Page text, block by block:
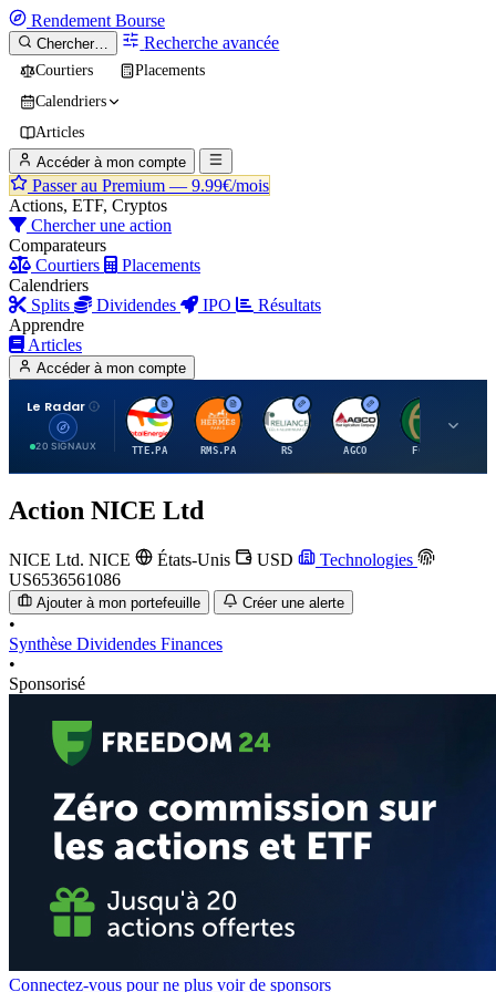
Rendement Bourse
Chercher… Recherche avancée
Courtiers
Placements
Calendriers
Articles
Accéder à mon compte
Passer au Premium — 9.99€/mois
Actions, ETF, Cryptos
Chercher une action
Comparateurs
Courtiers
Placements
Calendriers
Splits
Dividendes IPO
Résultats
Apprendre
Articles
Accéder à mon compte
Le Radar
20 SIGNAUX
T
TTE.PA
H
RMS.PA
R
RS
A
AGCO FCFS
Action NICE Ltd
NICE Ltd. NICE États-Unis USD
Technologies
US6536561086
Ajouter à mon portefeuille Créer une alerte
•
Synthèse Dividendes Finances
•
Sponsorisé
Connectez-vous pour ne plus voir de sponsors